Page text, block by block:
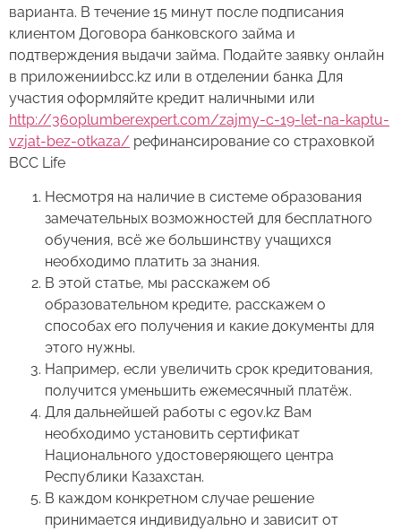
варианта. В течение 15 минут после подписания
клиентом Договора банковского займа и
подтверждения выдачи займа. Подайте заявку онлайн
в приложенииbcc.kz или в отделении банка Для
участия оформляйте кредит наличными или
http://360plumberexpert.com/zajmy-c-19-let-na-kaptu-
vzjat-bez-otkaza/ рефинансирование со страховкой
BCC Life
Несмотря на наличие в системе образования
замечательных возможностей для бесплатного
обучения, всё же большинству учащихся
необходимо платить за знания.
В этой статье, мы расскажем об
образовательном кредите, расскажем о
способах его получения и какие документы для
этого нужны.
Например, если увеличить срок кредитования,
получится уменьшить ежемесячный платёж.
Для дальнейшей работы с egov.kz Вам
необходимо установить сертификат
Национального удостоверяющего центра
Республики Казахстан.
В каждом конкретном случае решение
принимается индивидуально и зависит от